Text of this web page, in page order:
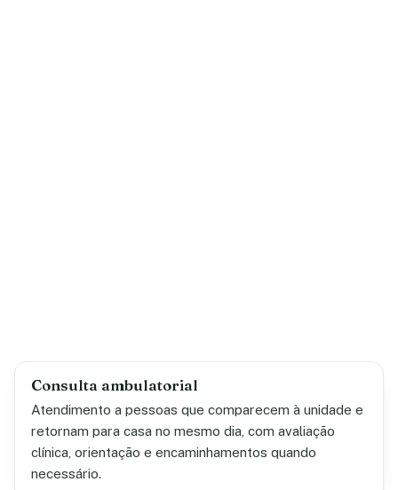
Consulta ambulatorial
Atendimento a pessoas que comparecem à unidade e
retornam para casa no mesmo dia, com avaliação
clínica, orientação e encaminhamentos quando
necessário.